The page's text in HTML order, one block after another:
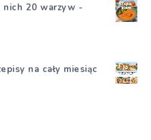
nich 20 warzyw -
na cały miesiąc